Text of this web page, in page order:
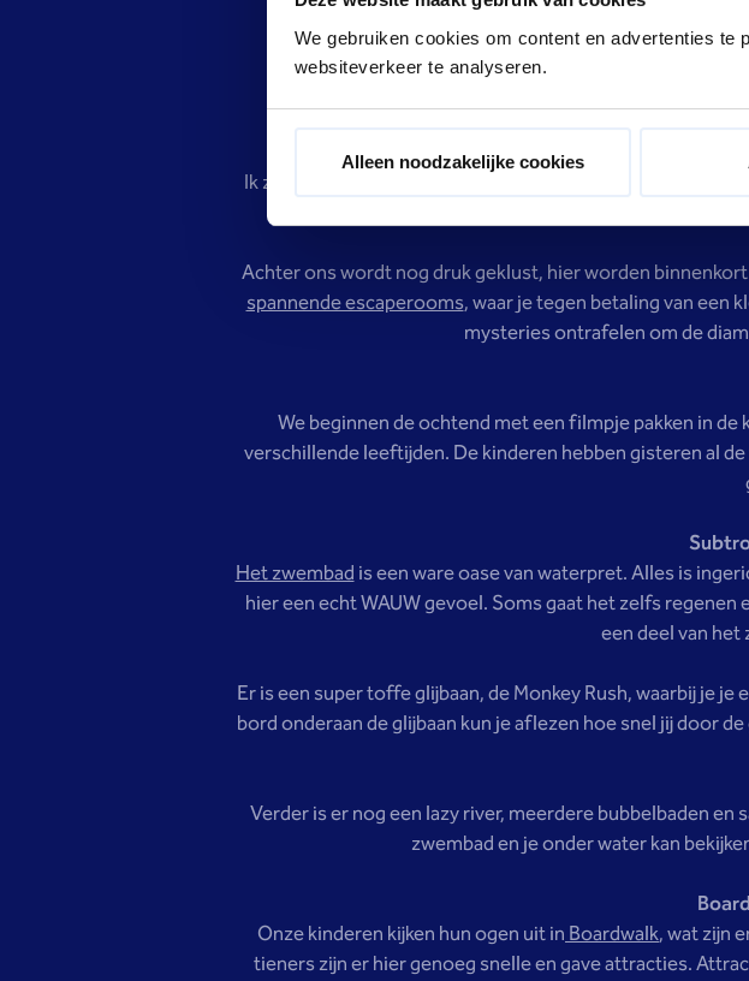
We gebruiken cookies om content en advertenties
websiteverkeer te analyseren.
Alleen noodzakelijke cookies
Het is heel overzichtelijk ingericht, hierdoor kan
Ik zou eigenlijk nooit mijn jongste zo meenemen naar
Achter ons wordt nog druk geklust, hier worden
spannende escaperooms, waar je tegen betaling van een
mysteries ontrafelen om de
We beginnen de ochtend met een filmpje pakken in
verschillende leeftijden. De kinderen hebben gisteren al
Het zwembadis een ware oase van waterpret. Alles is
hier een echt WAUW gevoel. Soms gaat het zelfs
een deel van
Er is een super toffe glijbaan, de Monkey Rush, waarbij je
bord onderaan de glijbaan kun je aflezen hoe snel jij door
Verder is er nog een lazy river, meerdere bubbelbaden en
zwembad en je onder water kan
Onze kinderen kijken hun ogen uit inBoardwalk, wat zijn
tieners zijn er hier genoeg snelle en gave attracties.